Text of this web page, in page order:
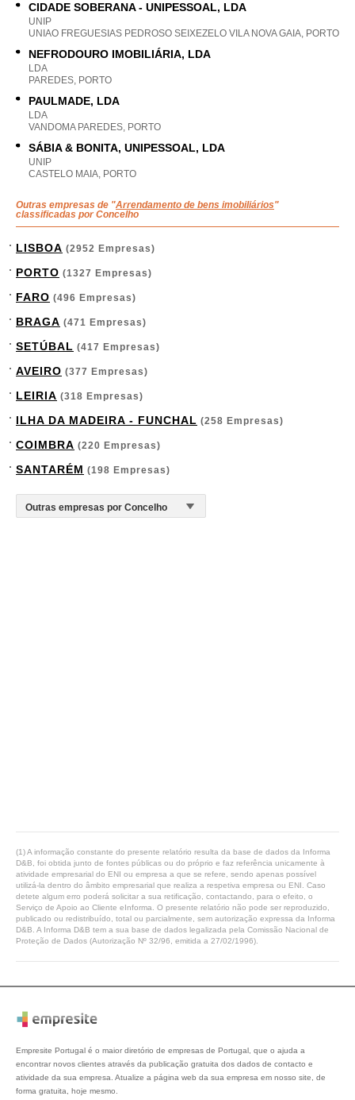
CIDADE SOBERANA - UNIPESSOAL, LDA
UNIP
UNIAO FREGUESIAS PEDROSO SEIXEZELO VILA NOVA GAIA, PORTO
NEFRODOURO IMOBILIÁRIA, LDA
LDA
PAREDES, PORTO
PAULMADE, LDA
LDA
VANDOMA PAREDES, PORTO
SÁBIA & BONITA, UNIPESSOAL, LDA
UNIP
CASTELO MAIA, PORTO
Outras empresas de "Arrendamento de bens imobiliários"
classificadas por Concelho
LISBOA (2952 Empresas)
PORTO (1327 Empresas)
FARO (496 Empresas)
BRAGA (471 Empresas)
SETÚBAL (417 Empresas)
AVEIRO (377 Empresas)
LEIRIA (318 Empresas)
ILHA DA MADEIRA - FUNCHAL (258 Empresas)
COIMBRA (220 Empresas)
SANTARÉM (198 Empresas)
(1) A informação constante do presente relatório resulta da base de dados da Informa
D&B, foi obtida junto de fontes públicas ou do próprio e faz referência unicamente à
atividade empresarial do ENI ou empresa a que se refere, sendo apenas possível
utilizá-la dentro do âmbito empresarial que realiza a respetiva empresa ou ENI. Caso
detete algum erro poderá solicitar a sua retificação, contactando, para o efeito, o
Serviço de Apoio ao Cliente eInforma. O presente relatório não pode ser reproduzido,
publicado ou redistribuído, total ou parcialmente, sem autorização expressa da Informa
D&B. A Informa D&B tem a sua base de dados legalizada pela Comissão Nacional de
Proteção de Dados (Autorização Nº 32/96, emitida a 27/02/1996).
Empresite Portugal é o maior diretório de empresas de Portugal, que o ajuda a
encontrar novos clientes através da publicação gratuita dos dados de contacto e
atividade da sua empresa. Atualize a página web da sua empresa em nosso site, de
forma gratuita, hoje mesmo.